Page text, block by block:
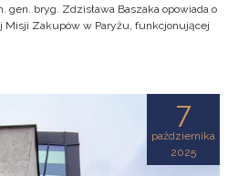
gen. bryg. Zdzisława Baszaka opowiada o
Misji Zakupów w Paryżu, funkcjonującej
7
października
2025